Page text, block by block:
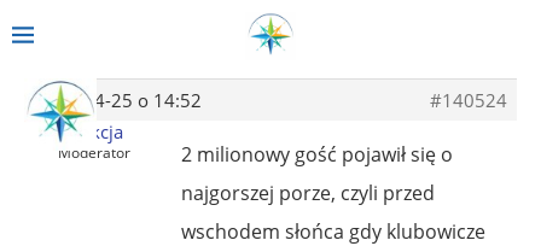
2014-04-25 o 14:52
#140524
Redakcja
Moderator
2 milionowy gość pojawił się o
najgorszej porze, czyli przed
wschodem słońca gdy klubowicze